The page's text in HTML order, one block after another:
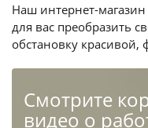
Наш интернет-
для вас преобразить
обстановку
Cмотрите
видео о